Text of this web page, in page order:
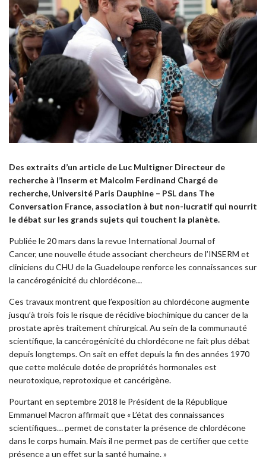
Des extraits d’un article de Luc Multigner Directeur de
recherche à l’Inserm et Malcolm Ferdinand Chargé de
recherche, Université Paris Dauphine – PSL dans The
Conversation France, association à but non-lucratif qui nourrit
le débat sur les grands sujets qui touchent la planète.
Publiée le 20 mars dans la revue International Journal of
Cancer, une nouvelle étude associant chercheurs de l’INSERM et
cliniciens du CHU de la Guadeloupe renforce les connaissances sur
la cancérogénicité du chlordécone…
Ces travaux montrent que l’exposition au chlordécone augmente
jusqu’à trois fois le risque de récidive biochimique du cancer de la
prostate après traitement chirurgical. Au sein de la communauté
scientifique, la cancérogénicité du chlordécone ne fait plus débat
depuis longtemps. On sait en effet depuis la fin des années 1970
que cette molécule dotée de propriétés hormonales est
neurotoxique, reprotoxique et cancérigène.
Pourtant en septembre 2018 le Président de la République
Emmanuel Macron affirmait que « L’état des connaissances
scientifiques… permet de constater la présence de chlordécone
dans le corps humain. Mais il ne permet pas de certifier que cette
présence a un effet sur la santé humaine. »